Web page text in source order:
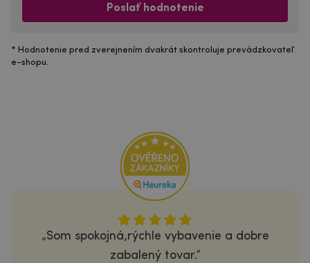
Poslať hodnotenie
* Hodnotenie pred zverejnením dvakrát skontroluje prevádzkovateľ
e-shopu.
Som spokojná,rýchle vybavenie a dobre
zabalený tovar.